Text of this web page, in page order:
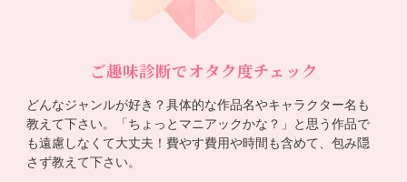
ご趣味診断でオタク度チェック
どんなジャンルが好き？具体的な作品名やキャラクター名も
教えて下さい。「ちょっとマニアックかな？」と思う作品で
も遠慮しなくて大丈夫！費やす費用や時間も含めて、包み隠
さず教えて下さい。